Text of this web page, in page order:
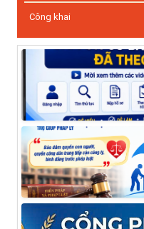
Công khai